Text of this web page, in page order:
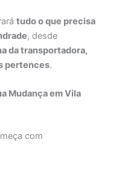
tudo o que precisa
, desde
da transportadora,
pertences.
Mudança em Vila
com